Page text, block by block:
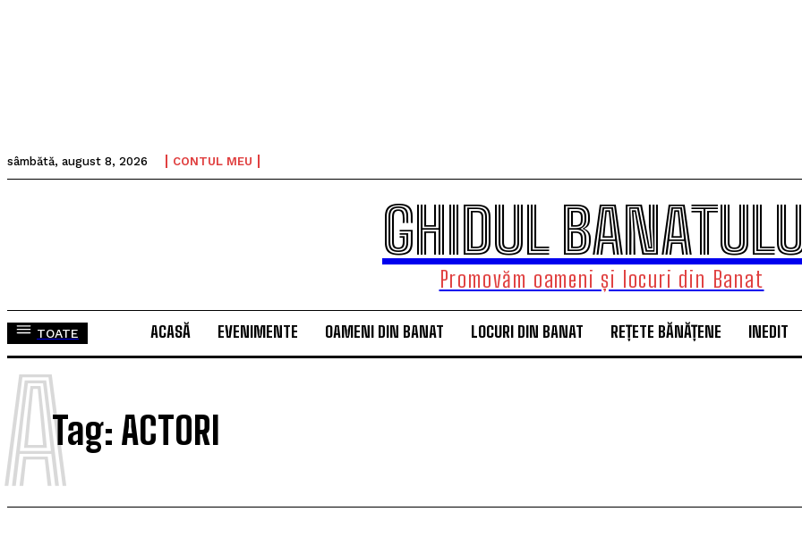
sâmbătă, august 8, 2026 CONTUL MEU
GHIDUL
Promovăm oameni și locuri din Banat
TOATE ACASĂ EVENIMENTE OAMENI DIN BANAT LOCURI DIN BANAT REȚETE BĂNĂȚENE INEDIT
Tag: ACTORI
A